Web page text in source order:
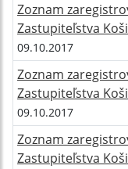
Zoznam
Zastupiteľstva
09.10.2017
Zoznam
Zastupiteľstva
09.10.2017
Zoznam
Zastupiteľstva